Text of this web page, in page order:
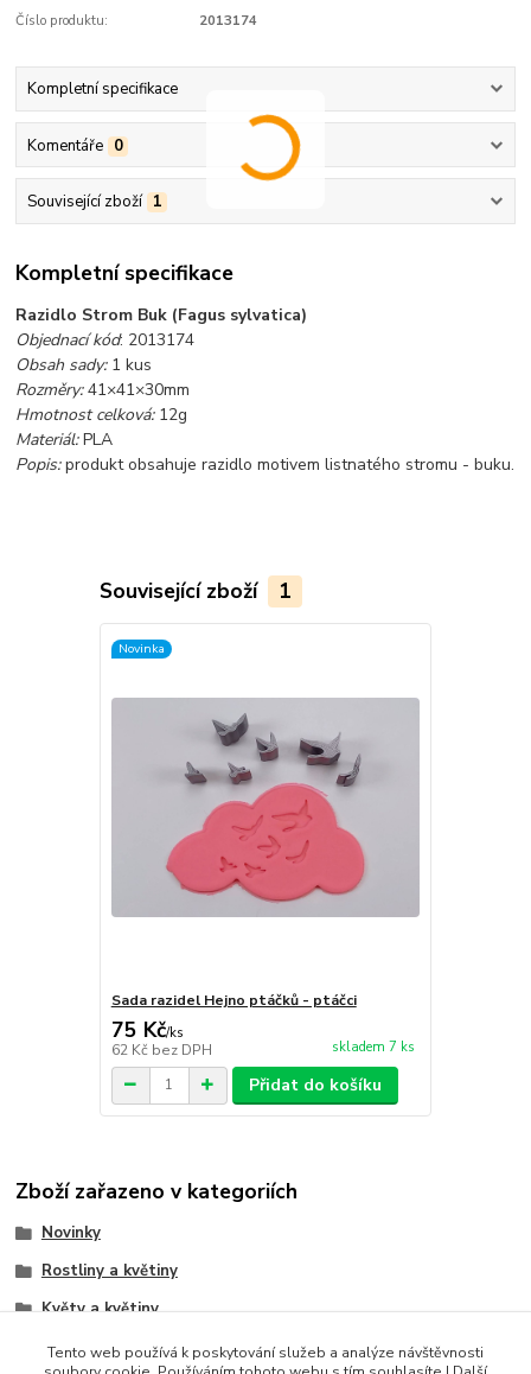
Číslo produktu: 2013174
Kompletní specifikace
Komentáře 0
Související zboží 1
Kompletní specifikace
Razidlo Strom Buk (Fagus sylvatica)
Objednací kód: 2013174
Obsah sady:1 kus
Rozměry:41×41×30mm
Hmotnost celková:12g
Materiál:PLA
Popis:produkt obsahuje razidlo motivem listnatého stromu - buku.
Související zboží 1
Novinka
Sada razidel Hejno ptáčků - ptáčci
75 Kč/ks
62 Kč bez DPH skladem 7 ks
Přidat do košíku
Zboží zařazeno v kategoriích
Novinky
Rostliny a květiny
Květy a květiny
Listy, lístečky a větvičky
Tento web používá k poskytování služeb a analýze návštěvnosti